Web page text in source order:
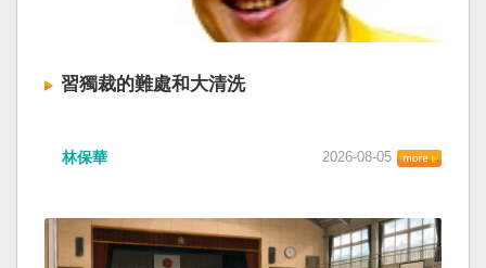
習獨裁的難處和大清洗
林保華 2026-08-05